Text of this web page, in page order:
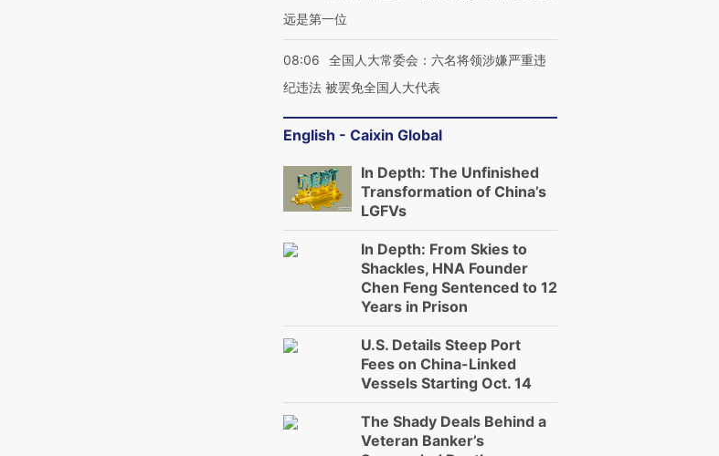
远是第一位
08:06
全国人大常委会：六名将领涉嫌严重违
纪违法 被罢免全国人大代表
English - Caixin Global
In Depth: The Unfinished
Transformation of China’s
LGFVs
In Depth: From Skies to
Shackles, HNA Founder
Chen Feng Sentenced to 12
Years in Prison
U.S. Details Steep Port
Fees on China-Linked
Vessels Starting Oct. 14
The Shady Deals Behind a
Veteran Banker’s